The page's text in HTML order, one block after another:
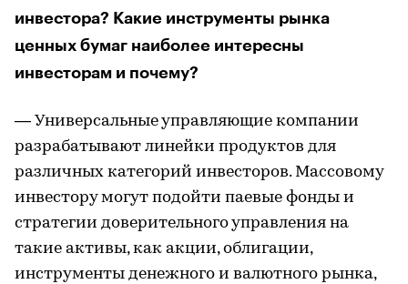
инвестора? Какие инструменты рынка
ценных бумаг наиболее интересны
инвесторам и почему?
— Универсальные управляющие компании
разрабатывают линейки продуктов для
различных категорий инвесторов. Массовому
инвестору могут подойти паевые фонды и
стратегии доверительного управления на
такие активы, как акции, облигации,
инструменты денежного и валютного рынка,